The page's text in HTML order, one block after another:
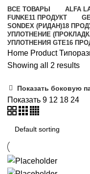
ВСЕ ТОВАРЫ ALFA
FUNKE11 ПРОДУКТ
SONDEX (РИДАН)18
УПЛОТНЕНИЕ
УПЛОТНЕНИЯ GTE16
Home Product
Showing all 2 results
Показать боковую
Показать 9 12 18 24